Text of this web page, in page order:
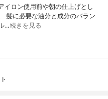
イロン使用前や朝の仕上げとし
髪に必要な油分と成分のバラン
…続きを見る